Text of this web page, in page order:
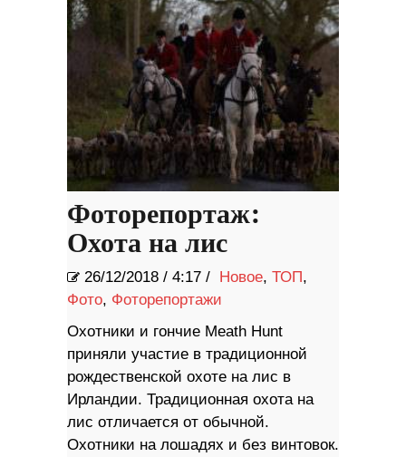
Фоторепортаж:
Охота на лис
26/12/2018 / 4:17 / Новое, ТОП,
Фото, Фоторепортажи
Охотники и гончие Meath Hunt
приняли участие в традиционной
рождественской охоте на лис в
Ирландии. Традиционная охота на
лис отличается от обычной.
Охотники на лошадях и без винтовок.